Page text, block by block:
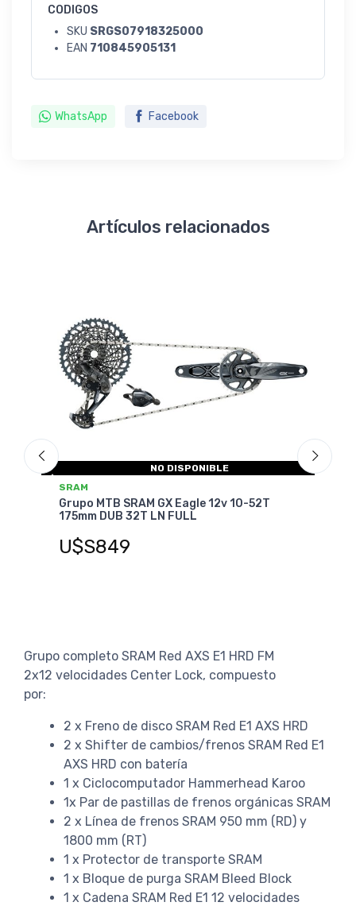
CODIGOS
SKU SRGS07918325000
EAN 710845905131
WhatsApp Facebook
Artículos relacionados
NO DISPONIBLE
SRAM
Grupo MTB SRAM GX Eagle 12v 10-52T
175mm DUB 32T LN FULL
U$S849
Grupo completo SRAM Red AXS E1 HRD FM
2x12 velocidades Center Lock, compuesto
por:
2 x Freno de disco SRAM Red E1 AXS HRD
2 x Shifter de cambios/frenos SRAM Red E1
AXS HRD con batería
1 x Ciclocomputador Hammerhead Karoo
1x Par de pastillas de frenos orgánicas SRAM
2 x Línea de frenos SRAM 950 mm (RD) y
1800 mm (RT)
1 x Protector de transporte SRAM
1 x Bloque de purga SRAM Bleed Block
1 x Cadena SRAM Red E1 12 velocidades